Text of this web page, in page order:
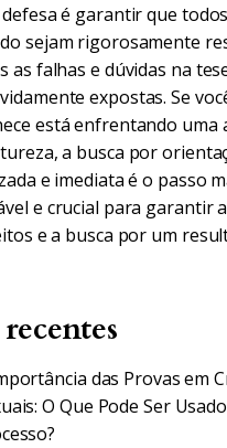
é garantir que
sejam rigorosamente
as falhas e dúvidas na
expostas. Se
está enfrentando uma
a busca por
e imediata é o passo
e crucial para garantir
e a busca por um
das Provas em
O Que Pode Ser